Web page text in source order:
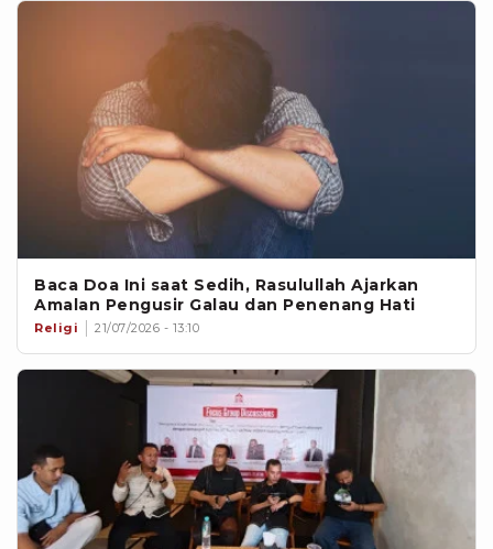
Baca Doa Ini saat Sedih, Rasulullah Ajarkan
Amalan Pengusir Galau dan Penenang Hati
Religi 21/07/2026 - 13:10